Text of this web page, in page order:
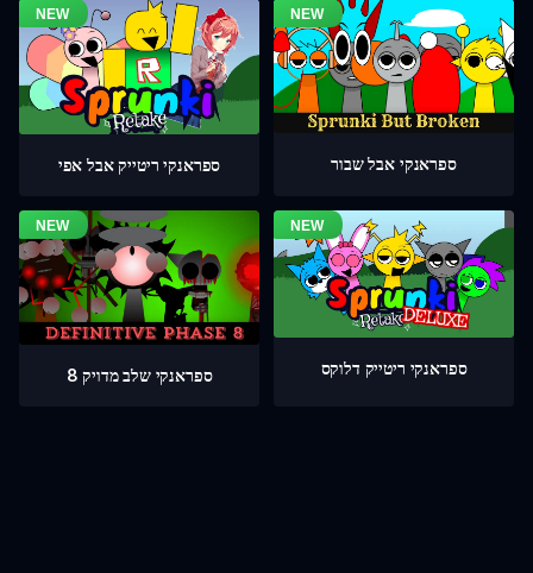
ספראנקי ריטייק אבל אפי ספראנקי אבל שבור
ספראנקי שלב מדויק 8 ספראנקי ריטייק דלוקס